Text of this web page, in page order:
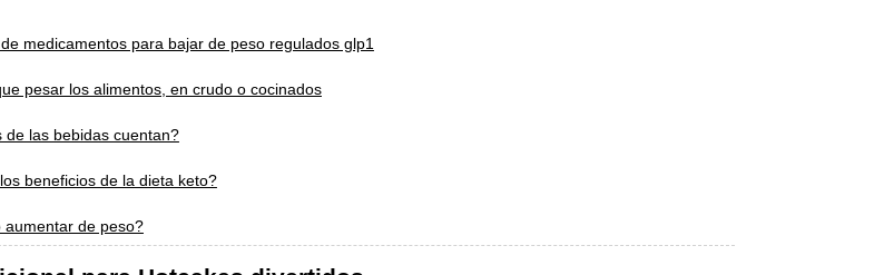
medicamentos para bajar de peso regulados glp1
pesar los alimentos, en crudo o cocinados
de las bebidas cuentan?
beneficios de la dieta keto?
aumentar de peso?